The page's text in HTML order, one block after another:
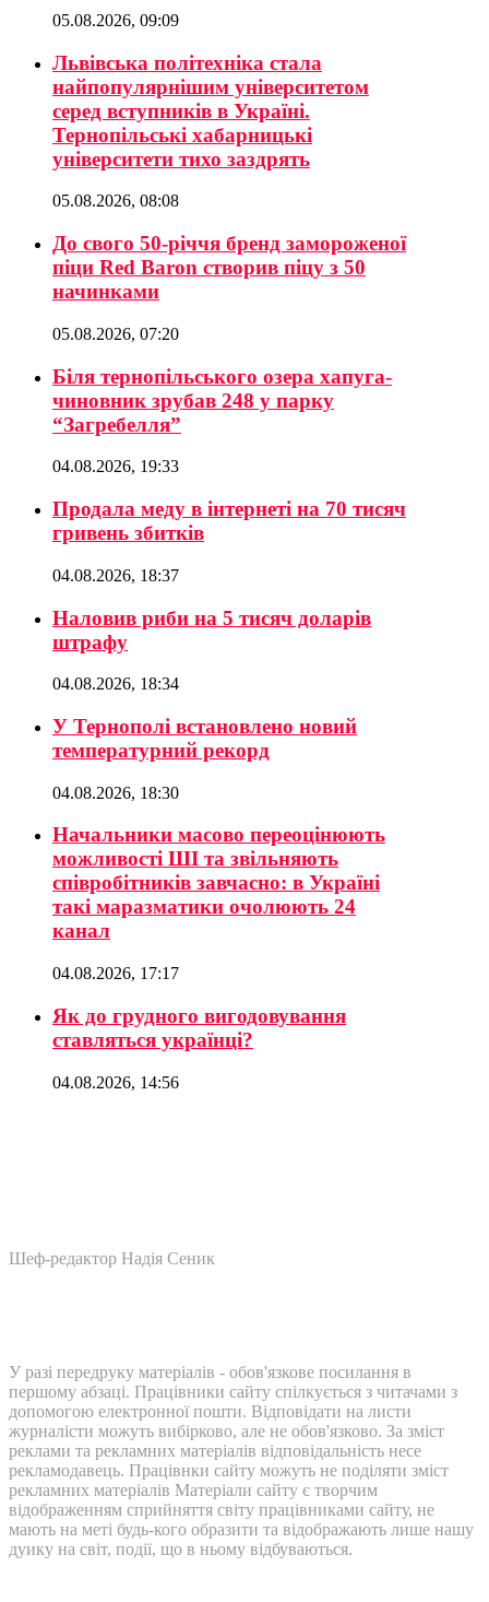
05.08.2026, 09:09
Львівська політехніка стала
найпопулярнішим університетом
серед вступників в Україні.
Тернопільські хабарницькі
університети тихо заздрять
05.08.2026, 08:08
До свого 50-річчя бренд замороженої
піци Red Baron створив піцу з 50
начинками
05.08.2026, 07:20
Біля тернопільського озера хапуга-
чиновник зрубав 248 у парку
“Загребелля”
04.08.2026, 19:33
Продала меду в інтернеті на 70 тисяч
гривень збитків
04.08.2026, 18:37
Наловив риби на 5 тисяч доларів
штрафу
04.08.2026, 18:34
У Тернополі встановлено новий
температурний рекорд
04.08.2026, 18:30
Начальники масово переоцінюють
можливості ШІ та звільняють
співробітників завчасно: в Україні
такі маразматики очолюють 24
канал
04.08.2026, 17:17
Як до грудного вигодовування
ставляться українці?
04.08.2026, 14:56
Шеф-редактор Надія Сеник
У разі передруку матеріалів - обов'язкове посилання в
першому абзаці. Працівники сайту спілкується з читачами з
допомогою електронної пошти. Відповідати на листи
журналісти можуть вибірково, але не обов'язково. За зміст
реклами та рекламних матеріалів відповідальність несе
рекламодавець. Працівнки сайту можуть не поділяти зміст
рекламних матеріалів Матеріали сайту є творчим
відображенням сприйняття світу працівниками сайту, не
мають на меті будь-кого образити та відображають лише нашу
дуику на світ, події, що в ньому відбуваються.